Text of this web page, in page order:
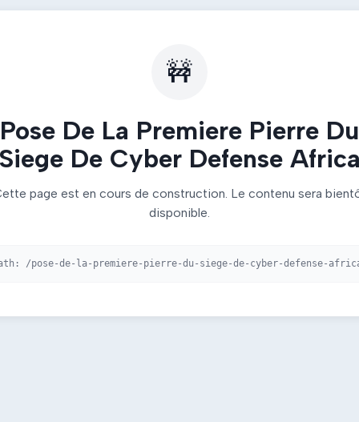
🚧
Pose De La Premiere Pierre Du
De Cyber Defense Africa
page est en cours de construction. Le contenu sera
disponible.
/pose-de-la-premiere-pierre-du-siege-de-cyber-defense-